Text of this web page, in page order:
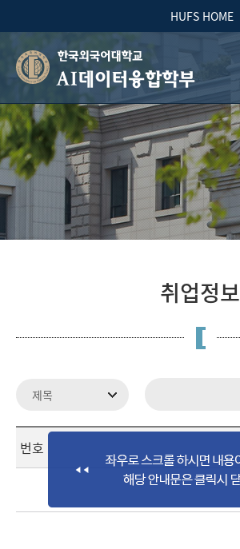
HUFS HOME
AI데이터융합학부
취업정보
번호